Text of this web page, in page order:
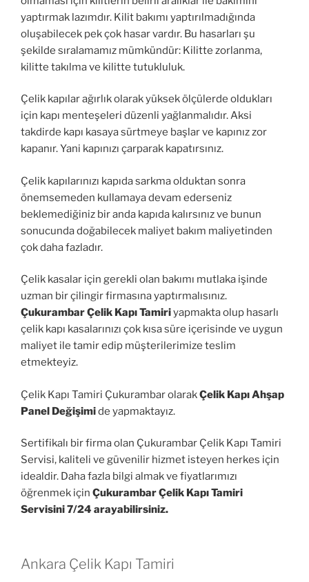
yaptırmak lazımdır. Kilit bakımı yaptırılmadığında
oluşabilecek pek çok hasar vardır. Bu hasarları şu
şekilde sıralamamız mümkündür: Kilitte zorlanma,
kilitte takılma ve kilitte tutukluluk.
Çelik kapılar ağırlık olarak yüksek ölçülerde oldukları
için kapı menteşeleri düzenli yağlanmalıdır. Aksi
takdirde kapı kasaya sürtmeye başlar ve kapınız zor
kapanır. Yani kapınızı çarparak kapatırsınız.
Çelik kapılarınızı kapıda sarkma olduktan sonra
önemsemeden kullamaya devam ederseniz
beklemediğiniz bir anda kapıda kalırsınız ve bunun
sonucunda doğabilecek maliyet bakım maliyetinden
çok daha fazladır.
Çelik kasalar için gerekli olan bakımı mutlaka işinde
uzman bir çilingir firmasına yaptırmalısınız.
Çukurambar Çelik Kapı Tamiriyapmakta olup hasarlı
çelik kapı kasalarınızı çok kısa süre içerisinde ve uygun
maliyet ile tamir edip müşterilerimize teslim
etmekteyiz.
Çelik Kapı Tamiri Çukurambar olarakÇelik Kapı Ahşap
Panel Değişimide yapmaktayız.
Sertifikalı bir firma olan Çukurambar Çelik Kapı Tamiri
Servisi, kaliteli ve güvenilir hizmet isteyen herkes için
idealdir. Daha fazla bilgi almak ve fiyatlarımızı
öğrenmek için Çukurambar Çelik Kapı Tamiri
Servisini 7/24 arayabilirsiniz.
Ankara Çelik Kapı Tamiri